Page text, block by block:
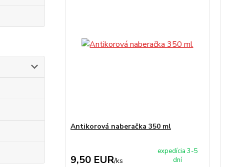
Antikorová naberačka 350 ml
9,50 EUR/ks
expedícia 3-5
dní